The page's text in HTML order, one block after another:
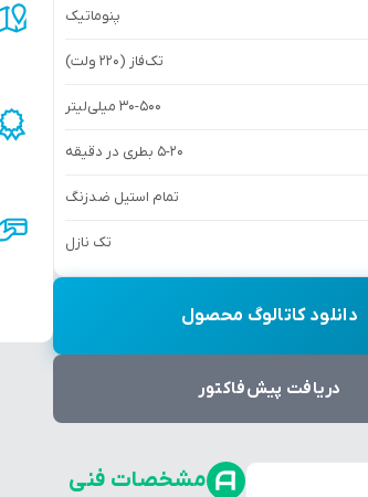
پنوماتیک
تک‌فاز (220 ولت)
30-500 میلی‌لیتر
5-20 بطری در دقیقه
تمام استیل ضدزنگ
تک نازل
دانلود کاتالوگ محصول
دریافت پیش‌فاکتور
مشخصات فنی